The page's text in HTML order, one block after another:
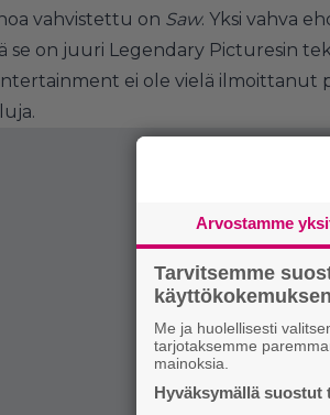
vahvistettu on Saw. Yksi vahva
se on juuri Legendary Picturesin
ei ole vielä ilmoittanut
Arvostamme
Tarvitsemme
käyttökokemuksen
Me ja huolellisesti
tarjotaksemme
mainoksia.
Hyväksymällä suostut